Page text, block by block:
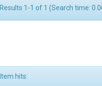
Results 1-1 of 1 (Search time:
Item hits: